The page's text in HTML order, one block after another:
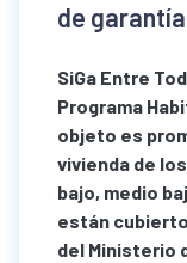
de
SiGa Entre
Programa
objeto es
vivienda de
bajo, medio
están
del Ministerio